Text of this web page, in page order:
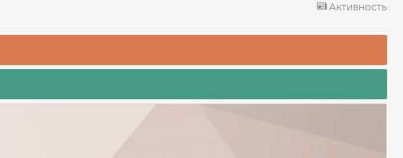
Активность